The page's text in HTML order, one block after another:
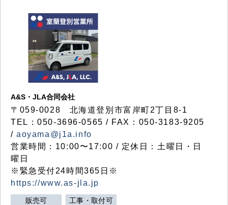
A&S・JLA合同会社
〒 059-0028 北海道登別市富岸町2丁目 8-1
TEL：050-3696-0565 / FAX：050-3183-9205
/aoyama@j1a.info
営業時間：10:00〜17:00 / 定休日：土曜日・日
曜日
※緊急受付24時間365日※
https://www.as-jla.jp
販売可 工事・取付可